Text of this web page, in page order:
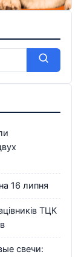
16 липня
ТЦК
свечи: